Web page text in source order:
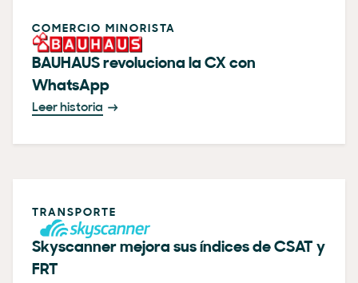
COMERCIO MINORISTA
BAUHAUS revoluciona la CX con
WhatsApp
Leer historia
TRANSPORTE
Skyscanner mejora sus índices de CSAT y
FRT